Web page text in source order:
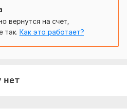
вернутся на счет,
так. Как это работает?
нет